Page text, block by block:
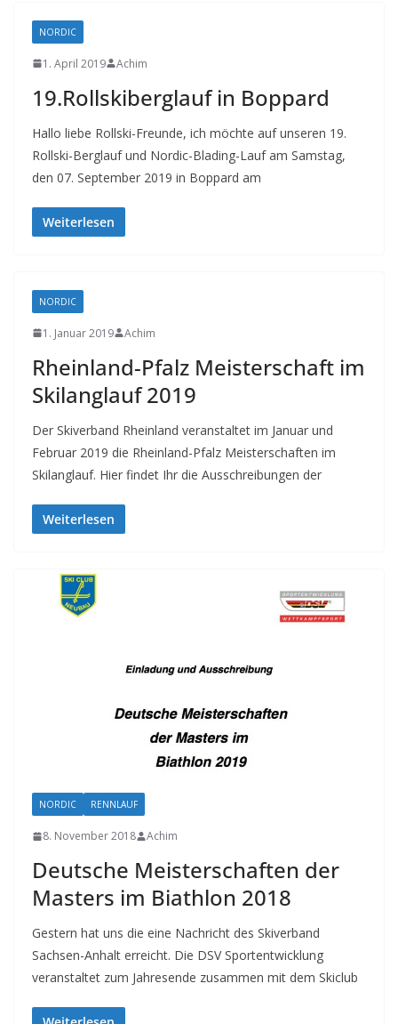
NORDIC
1. April 2019 Achim
19.Rollskiberglauf in Boppard
Hallo liebe Rollski-Freunde, ich möchte auf unseren 19.
Rollski-Berglauf und Nordic-Blading-Lauf am Samstag,
den 07. September 2019 in Boppard am
Weiterlesen
NORDIC
1. Januar 2019 Achim
Rheinland-Pfalz Meisterschaft im
Skilanglauf 2019
Der Skiverband Rheinland veranstaltet im Januar und
Februar 2019 die Rheinland-Pfalz Meisterschaften im
Skilanglauf. Hier findet Ihr die Ausschreibungen der
Weiterlesen
NORDIC RENNLAUF
8. November 2018 Achim
Deutsche Meisterschaften der
Masters im Biathlon 2018
Gestern hat uns die eine Nachricht des Skiverband
Sachsen-Anhalt erreicht. Die DSV Sportentwicklung
veranstaltet zum Jahresende zusammen mit dem Skiclub